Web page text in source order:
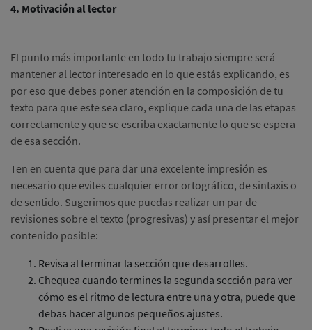
4. Motivación al lector
El punto más importante en todo tu trabajo siempre será
mantener al lector interesado en lo que estás explicando, es
por eso que debes poner atención en la composición de tu
texto para que este sea claro, explique cada una de las etapas
correctamente y que se escriba exactamente lo que se espera
de esa sección.
Ten en cuenta que para dar una excelente impresión es
necesario que evites cualquier error ortográfico, de sintaxis o
de sentido. Sugerimos que puedas realizar un par de
revisiones sobre el texto (progresivas) y así presentar el mejor
contenido posible:
Revisa al terminar la sección que desarrolles.
Chequea cuando termines la segunda sección para ver
cómo es el ritmo de lectura entre una y otra, puede que
debas hacer algunos pequeños ajustes.